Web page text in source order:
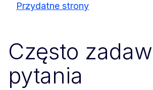
Przydatne strony
Często
pytania